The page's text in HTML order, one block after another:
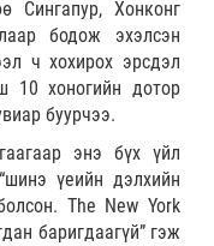
Сингапур, Хонконг
бодож эхэлсэн
ч хохирох эрсдэл
10 хоногийн дотор
буурчээ.
энэ бүх үйл
үеийн дэлхийн
The New York
баригдаагүй” гэж